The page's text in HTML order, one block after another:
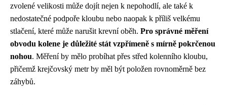
zvolené velikosti může dojít nejen k nepohodlí, ale také k
nedostatečné podpoře kloubu nebo naopak k příliš velkému
stlačení, které může narušit krevní oběh. Pro správné měření
obvodu kolene je důležité stát vzpřímeně s mírně pokrčenou
nohou. Měření by mělo probíhat přes střed kolenního kloubu,
přičemž krejčovský metr by měl být položen rovnoměrně bez
záhybů.